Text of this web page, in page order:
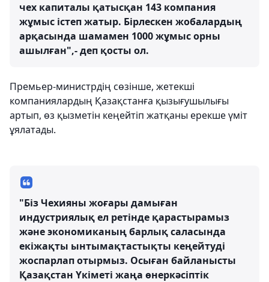
чех капиталы қатысқан 143 компания
жұмыс істеп жатыр. Бірлескен жобалардың
арқасында шамамен 1000 жұмыс орны
ашылған",- деп қосты ол.
Премьер-министрдің сөзінше, жетекші
компаниялардың Қазақстанға қызығушылығы
артып, өз қызметін кеңейтіп жатқаны ерекше үміт
ұялатады.
"Біз Чехияны жоғары дамыған
индустриялық ел ретінде қарастырамыз
және экономиканың барлық саласында
екіжақты ынтымақтастықты кеңейтуді
жоспарлап отырмыз. Осыған байланысты
Қазақстан Үкіметі жаңа өнеркәсіптік